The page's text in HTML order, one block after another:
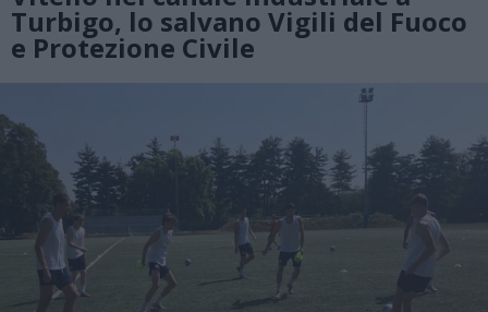
Turbigo, lo salvano Vigili del Fuoco
e Protezione Civile